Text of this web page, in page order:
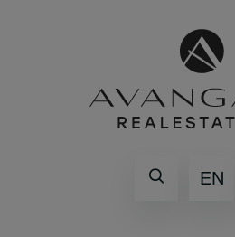
EN